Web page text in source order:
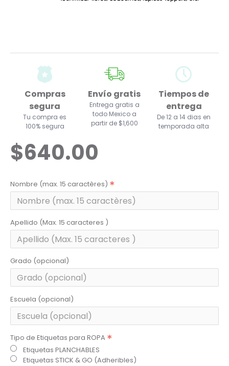
Compras
segura
Tu compra es
100% segura
Envío gratis
Entrega gratis a
todo Mexico a
partir de $1,600
Tiempos de
entrega
De 12 a 14 dias en
temporada alta
$640.00
Nombre (max. 15 caractères)
Apellido (Max. 15 caracteres )
Grado (opcional)
Escuela (opcional)
Tipo de Etiquetas para ROPA
Etiquetas PLANCHABLES
Etiquetas STICK & GO (Adheribles)